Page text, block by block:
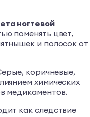
ногтевой
поменять цвет,
и полосок от
коричневые,
химических
медикаментов.
как следствие